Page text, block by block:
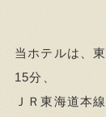
当ホテルは、
15分、
ＪＲ東海道本